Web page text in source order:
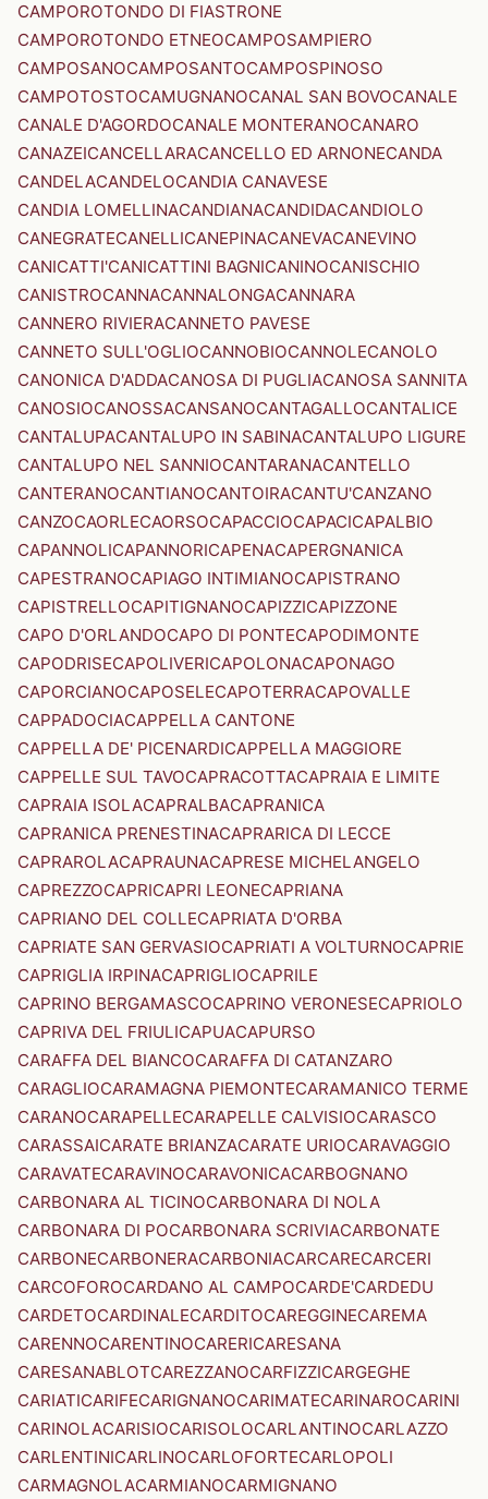
CAMPOROTONDO DI FIASTRONE
CAMPOROTONDO ETNEOCAMPOSAMPIERO
CAMPOSANOCAMPOSANTOCAMPOSPINOSO
CAMPOTOSTOCAMUGNANOCANAL SAN BOVOCANALE
CANALE D'AGORDOCANALE MONTERANOCANARO
CANAZEICANCELLARACANCELLO ED ARNONECANDA
CANDELACANDELOCANDIA CANAVESE
CANDIA LOMELLINACANDIANACANDIDACANDIOLO
CANEGRATECANELLICANEPINACANEVACANEVINO
CANICATTI'CANICATTINI BAGNICANINOCANISCHIO
CANISTROCANNACANNALONGACANNARA
CANNERO RIVIERACANNETO PAVESE
CANNETO SULL'OGLIOCANNOBIOCANNOLECANOLO
CANONICA D'ADDACANOSA DI PUGLIACANOSA SANNITA
CANOSIOCANOSSACANSANOCANTAGALLOCANTALICE
CANTALUPACANTALUPO IN SABINACANTALUPO LIGURE
CANTALUPO NEL SANNIOCANTARANACANTELLO
CANTERANOCANTIANOCANTOIRACANTU'CANZANO
CANZOCAORLECAORSOCAPACCIOCAPACICAPALBIO
CAPANNOLICAPANNORICAPENACAPERGNANICA
CAPESTRANOCAPIAGO INTIMIANOCAPISTRANO
CAPISTRELLOCAPITIGNANOCAPIZZICAPIZZONE
CAPO D'ORLANDOCAPO DI PONTECAPODIMONTE
CAPODRISECAPOLIVERICAPOLONACAPONAGO
CAPORCIANOCAPOSELECAPOTERRACAPOVALLE
CAPPADOCIACAPPELLA CANTONE
CAPPELLA DE' PICENARDICAPPELLA MAGGIORE
CAPPELLE SUL TAVOCAPRACOTTACAPRAIA E LIMITE
CAPRAIA ISOLACAPRALBACAPRANICA
CAPRANICA PRENESTINACAPRARICA DI LECCE
CAPRAROLACAPRAUNACAPRESE MICHELANGELO
CAPREZZOCAPRICAPRI LEONECAPRIANA
CAPRIANO DEL COLLECAPRIATA D'ORBA
CAPRIATE SAN GERVASIOCAPRIATI A VOLTURNOCAPRIE
CAPRIGLIA IRPINACAPRIGLIOCAPRILE
CAPRINO BERGAMASCOCAPRINO VERONESECAPRIOLO
CAPRIVA DEL FRIULICAPUACAPURSO
CARAFFA DEL BIANCOCARAFFA DI CATANZARO
CARAGLIOCARAMAGNA PIEMONTECARAMANICO TERME
CARANOCARAPELLECARAPELLE CALVISIOCARASCO
CARASSAICARATE BRIANZACARATE URIOCARAVAGGIO
CARAVATECARAVINOCARAVONICACARBOGNANO
CARBONARA AL TICINOCARBONARA DI NOLA
CARBONARA DI POCARBONARA SCRIVIACARBONATE
CARBONECARBONERACARBONIACARCARECARCERI
CARCOFOROCARDANO AL CAMPOCARDE'CARDEDU
CARDETOCARDINALECARDITOCAREGGINECAREMA
CARENNOCARENTINOCARERICARESANA
CARESANABLOTCAREZZANOCARFIZZICARGEGHE
CARIATICARIFECARIGNANOCARIMATECARINAROCARINI
CARINOLACARISIOCARISOLOCARLANTINOCARLAZZO
CARLENTINICARLINOCARLOFORTECARLOPOLI
CARMAGNOLACARMIANOCARMIGNANO